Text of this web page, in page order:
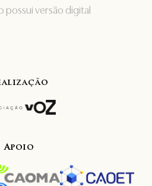
possui versão digital
Apoio